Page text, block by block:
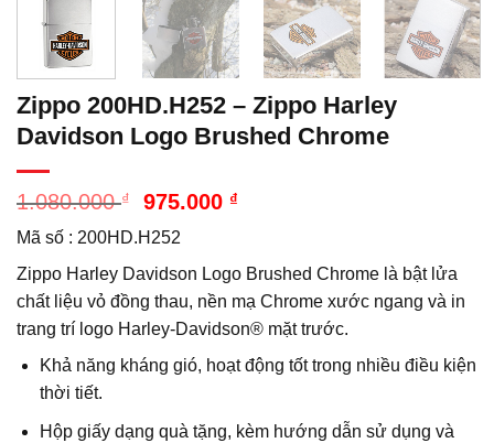
Zippo 200HD.H252 – Zippo Harley
Davidson Logo Brushed Chrome
1.080.000₫
Giá
là:
1.080.000 ₫.
975.000 ₫
là:
975.000 ₫.
Mã số : 200HD.H252
Zippo Harley Davidson Logo Brushed Chrome là bật lửa
chất liệu vỏ đồng thau, nền mạ Chrome xước ngang và in
trang trí logo Harley-Davidson® mặt trước.
Khả năng kháng gió, hoạt động tốt trong nhiều điều kiện
thời tiết.
Hộp giấy dạng quà tặng, kèm hướng dẫn sử dụng và